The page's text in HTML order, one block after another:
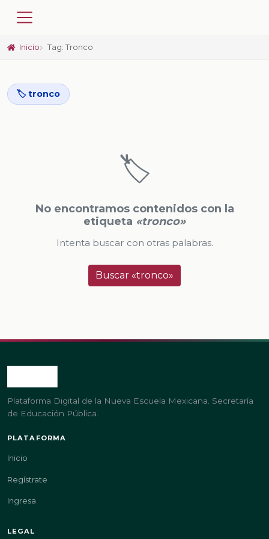
Inicio Tag: Tronco
🏷️ tronco
🏷️
No encontramos contenidos con la
etiqueta «tronco»
Intenta buscar con otras palabras.
Buscar «tronco»
Plataforma Digital de la Nueva Escuela Mexicana. Secretaría
de Educación Pública.
PLATAFORMA
Inicio
Regístrate
Ingresa
LEGAL